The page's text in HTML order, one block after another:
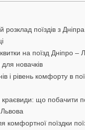
розклад поїздів з
на поїзд Дніпро –
новачків
і рівень комфорту в
що побачити
комфортної поїздки